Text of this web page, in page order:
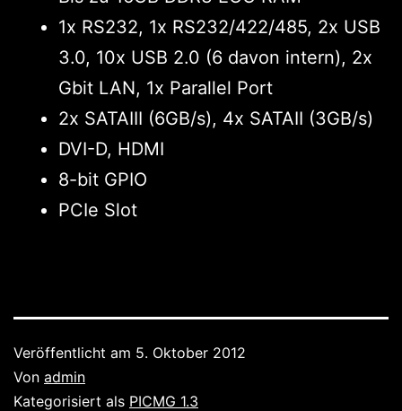
1x RS232, 1x RS232/422/485, 2x USB
3.0, 10x USB 2.0 (6 davon intern), 2x
Gbit LAN, 1x Parallel Port
2x SATAIII (6GB/s), 4x SATAII (3GB/s)
DVI-D, HDMI
8-bit GPIO
PCIe Slot
Veröffentlicht am 5. Oktober 2012
Von admin
Kategorisiert als PICMG 1.3